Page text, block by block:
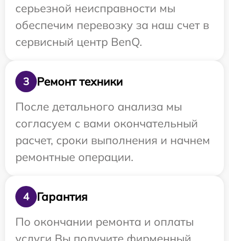
серьезной неисправности мы
обеспечим перевозку за наш счет в
сервисный центр BenQ.
3
Ремонт техники
После детального анализа мы
согласуем с вами окончательный
расчет, сроки выполнения и начнем
ремонтные операции.
4
Гарантия
По окончании ремонта и оплаты